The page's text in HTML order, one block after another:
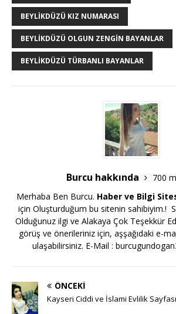
BEYLIKDÜZÜ KIZ NUMARASI
BEYLIKDÜZÜ OLGUN ZENGIN BAYANLAR
BEYLIKDÜZÜ TÜRBANLI BAYANLAR
Burcu hakkında
700
Merhaba Ben Burcu. Haber ve Bilgi
için Oluşturduğum bu sitenin sahibiyim.!
Olduğunuz ilgi ve Alakaya Çok Teşekkür
görüş ve önerileriniz için, aşşağıdaki e-
ulaşabilirsiniz. E-Mail :
ÖNCEKI
Kayseri Ciddi ve İslami Evlilik Sayfası